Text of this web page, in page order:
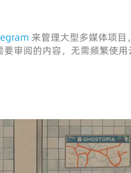
来管理大型多媒体项
审阅的内容，无需频繁使